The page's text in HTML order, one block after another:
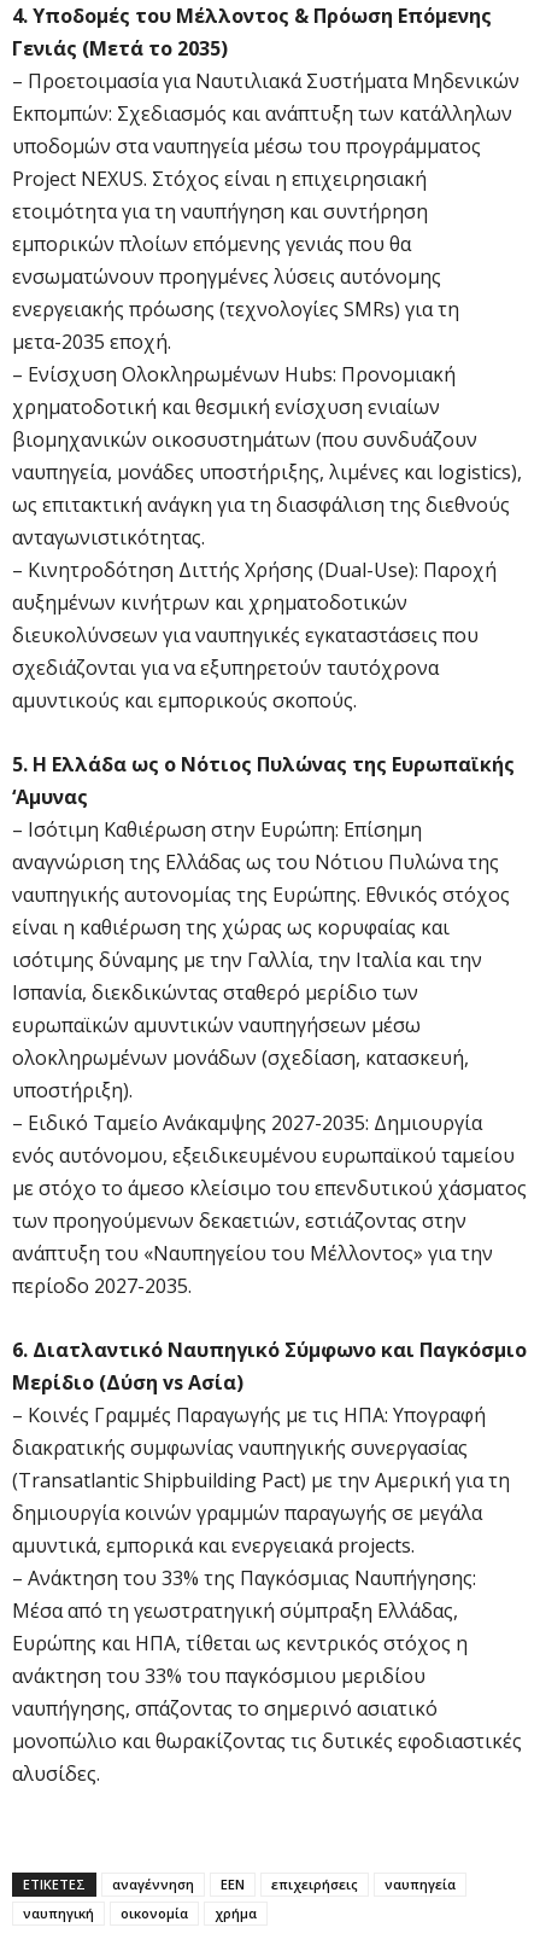
4. Υποδομές του Μέλλοντος & Πρόωση Επόμενης
Γενιάς (Μετά το 2035)
– Προετοιμασία για Ναυτιλιακά Συστήματα Μηδενικών
Εκπομπών: Σχεδιασμός και ανάπτυξη των κατάλληλων
υποδομών στα ναυπηγεία μέσω του προγράμματος
Project NEXUS. Στόχος είναι η επιχειρησιακή
ετοιμότητα για τη ναυπήγηση και συντήρηση
εμπορικών πλοίων επόμενης γενιάς που θα
ενσωματώνουν προηγμένες λύσεις αυτόνομης
ενεργειακής πρόωσης (τεχνολογίες SMRs) για τη
μετα-2035 εποχή.
– Ενίσχυση Ολοκληρωμένων Hubs: Προνομιακή
χρηματοδοτική και θεσμική ενίσχυση ενιαίων
βιομηχανικών οικοσυστημάτων (που συνδυάζουν
ναυπηγεία, μονάδες υποστήριξης, λιμένες και logistics),
ως επιτακτική ανάγκη για τη διασφάλιση της διεθνούς
ανταγωνιστικότητας.
– Κινητροδότηση Διττής Χρήσης (Dual-Use): Παροχή
αυξημένων κινήτρων και χρηματοδοτικών
διευκολύνσεων για ναυπηγικές εγκαταστάσεις που
σχεδιάζονται για να εξυπηρετούν ταυτόχρονα
αμυντικούς και εμπορικούς σκοπούς.
5. Η Ελλάδα ως ο Νότιος Πυλώνας της Ευρωπαϊκής
‘Αμυνας
– Ισότιμη Καθιέρωση στην Ευρώπη: Επίσημη
αναγνώριση της Ελλάδας ως του Νότιου Πυλώνα της
ναυπηγικής αυτονομίας της Ευρώπης. Εθνικός στόχος
είναι η καθιέρωση της χώρας ως κορυφαίας και
ισότιμης δύναμης με την Γαλλία, την Ιταλία και την
Ισπανία, διεκδικώντας σταθερό μερίδιο των
ευρωπαϊκών αμυντικών ναυπηγήσεων μέσω
ολοκληρωμένων μονάδων (σχεδίαση, κατασκευή,
υποστήριξη).
– Ειδικό Ταμείο Ανάκαμψης 2027-2035: Δημιουργία
ενός αυτόνομου, εξειδικευμένου ευρωπαϊκού ταμείου
με στόχο το άμεσο κλείσιμο του επενδυτικού χάσματος
των προηγούμενων δεκαετιών, εστιάζοντας στην
ανάπτυξη του «Ναυπηγείου του Μέλλοντος» για την
περίοδο 2027-2035.
6. Διατλαντικό Ναυπηγικό Σύμφωνο και Παγκόσμιο
Μερίδιο (Δύση vs Ασία)
– Κοινές Γραμμές Παραγωγής με τις ΗΠΑ: Υπογραφή
διακρατικής συμφωνίας ναυπηγικής συνεργασίας
(Transatlantic Shipbuilding Pact) με την Αμερική για τη
δημιουργία κοινών γραμμών παραγωγής σε μεγάλα
αμυντικά, εμπορικά και ενεργειακά projects.
– Ανάκτηση του 33% της Παγκόσμιας Ναυπήγησης:
Μέσα από τη γεωστρατηγική σύμπραξη Ελλάδας,
Ευρώπης και ΗΠΑ, τίθεται ως κεντρικός στόχος η
ανάκτηση του 33% του παγκόσμιου μεριδίου
ναυπήγησης, σπάζοντας το σημερινό ασιατικό
μονοπώλιο και θωρακίζοντας τις δυτικές εφοδιαστικές
αλυσίδες.
ΕΤΙΚΕΤΕΣ αναγέννηση ΕΕΝ επιχειρήσεις
ναυπηγεία
ναυπηγική
οικονομία χρήμα